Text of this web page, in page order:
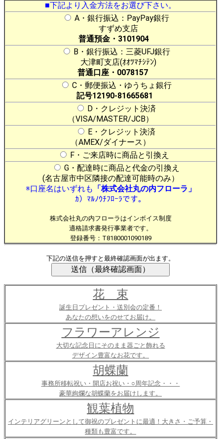
■下記より入金方法をお選び下さい。
A・銀行振込：PayPay銀行
すずめ支店
普通預金・3101904
B・銀行振込：三菱UFJ銀行
大津町支店(ｵｵﾂﾏﾁｼﾃﾝ)
普通口座・0078157
C・郵便振込・ゆうちょ銀行
記号12190-81665681
D・クレジット決済
（VISA/MASTER/JCB）
E・クレジット決済
（AMEX/ダイナース）
F・ご来店時に商品と引換え
G・配達時に商品と代金の引換え
(名古屋市中区隣接の配達可能時のみ）
※口座名はいずれも 「株式会社丸の内フローラ」
ｶ）ﾏﾙﾉｳﾁﾌﾛｰﾗです。
株式会社丸の内フローラはインボイス制度
適格請求書発行事業者です。
登録番号：T8180001090189
下記の送信を押すと最終確認画面が出ます。
花 束
誕生日プレゼント・送別会の定番！
あなたの想いをのせてお届け。
フラワーアレンジ
大切な記念日にそのまま器ごと飾れる
デザイン豊富なお花です。
胡蝶蘭
事務所移転祝い・開店お祝い・○周年記念・・・
豪華絢爛な胡蝶蘭をお届けします。
観葉植物
インテリアグリーンとして御祝のプレゼントに最適！大きさ・ご予算・
種類も豊富です。